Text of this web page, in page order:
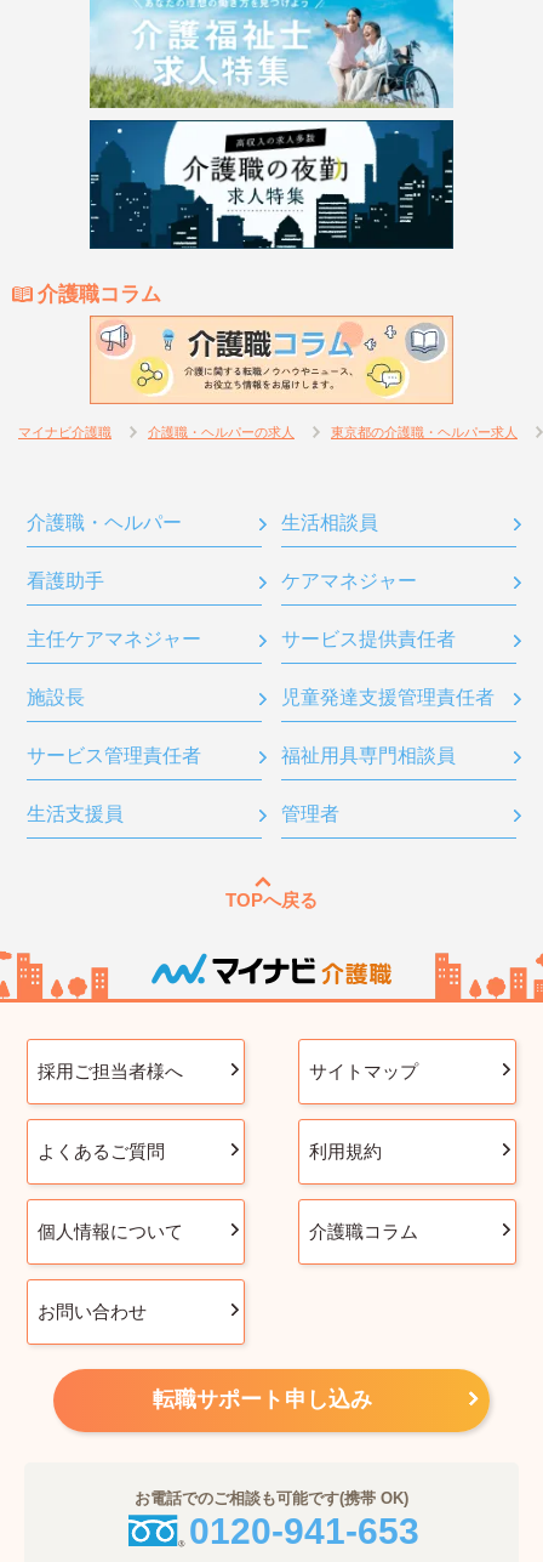
介護職コラム
マイナビ介護職 介護職・ヘルパーの求人 東京都の介護職・ヘルパー求人
介護職・ヘルパー 生活相談員
看護助手 ケアマネジャー
主任ケアマネジャー サービス提供責任者
施設長 児童発達支援管理責任者
サービス管理責任者 福祉用具専門相談員
生活支援員 管理者
TOPへ戻る
採用ご担当者様へ サイトマップ
よくあるご質問 利用規約
個人情報について 介護職コラム
お問い合わせ
転職サポート申し込み
お電話でのご相談も可能です(携帯 OK)
0120-941-653